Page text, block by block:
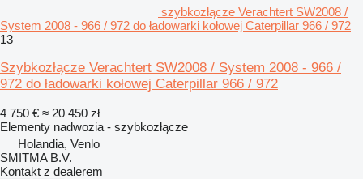
szybkozłącze Verachtert SW2008 /
System 2008 - 966 / 972 do ładowarki kołowej Caterpillar 966 / 972
13
Szybkozłącze Verachtert SW2008 / System 2008 - 966 /
972 do ładowarki kołowej Caterpillar 966 / 972
4 750 € ≈ 20 450 zł
Elementy nadwozia - szybkozłącze
Holandia, Venlo
SMITMA B.V.
Kontakt z dealerem